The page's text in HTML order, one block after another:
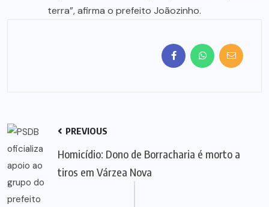
terra”, afirma o prefeito Joãozinho.
PREVIOUS
Homicídio: Dono de Borracharia é morto a
tiros em Várzea Nova